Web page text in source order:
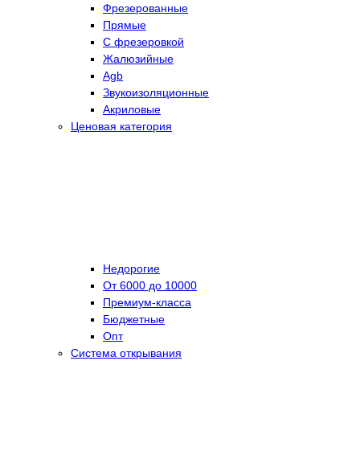
Фрезерованные
Прямые
С фрезеровкой
Жалюзийные
Agb
Звукоизоляционные
Акриловые
Ценовая категория
Недорогие
От 6000 до 10000
Премиум-класса
Бюджетные
Опт
Система открывания